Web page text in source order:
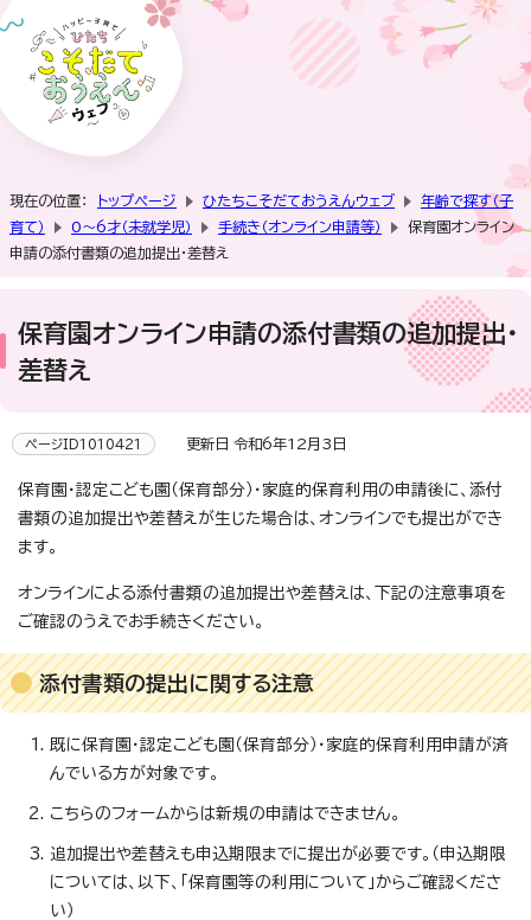
現在の位置： トップページ ひたちこそだておうえんウェブ
年齢で探す（子
育て）
0～6才（未就学児） 手続き（オンライン申請等）
保育園オンライン
申請の添付書類の追加提出・差替え
保育園オンライン申請の添付書類の追加提出・
差替え
ページID1010421 更新日 令和6年12月3日
保育園・認定こども園（保育部分）・家庭的保育利用の申請後に、添付
書類の追加提出や差替えが生じた場合は、オンラインでも提出ができ
ます。
オンラインによる添付書類の追加提出や差替えは、下記の注意事項を
ご確認のうえでお手続きください。
添付書類の提出に関する注意
既に保育園・認定こども園（保育部分）・家庭的保育利用申請が済
んでいる方が対象です。
こちらのフォームからは新規の申請はできません。
追加提出や差替えも申込期限までに提出が必要です。（申込期限
については、以下、「保育園等の利用について」からご確認くださ
い）